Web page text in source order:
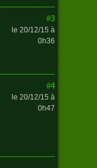
#3
le 20/12/15 à
0h36
#4
le 20/12/15 à
0h47